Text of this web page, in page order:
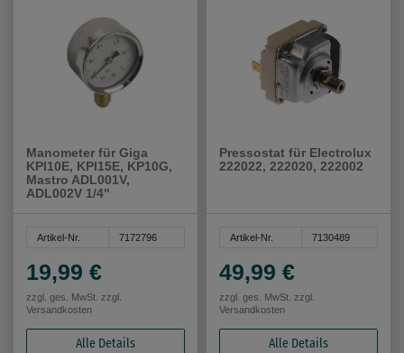
Manometer für Giga
KPI10E, KPI15E, KP10G,
Mastro ADL001V,
ADL002V 1/4"
Artikel-Nr. 7172796
19,99 €
zzgl. ges. MwSt. zzgl.
Versandkosten
Alle Details
Pressostat für Electrolux
222022, 222020, 222002
Artikel-Nr. 7130489
49,99 €
zzgl. ges. MwSt. zzgl.
Versandkosten
Alle Details